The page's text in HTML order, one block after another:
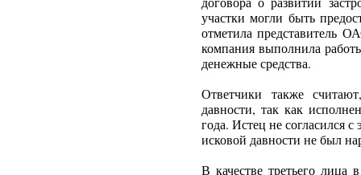
участки могли быть
отметила представитель
компания выполнила
денежные средства.
Ответчики также
давности, так как
года. Истец не согласился
исковой давности не был
В качестве третьего лица